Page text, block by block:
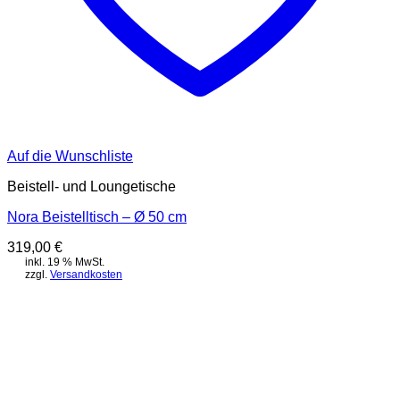
Auf die Wunschliste
Beistell- und Loungetische
Nora Beistelltisch – Ø 50 cm
319,00 €
inkl. 19 % MwSt.
zzgl. Versandkosten